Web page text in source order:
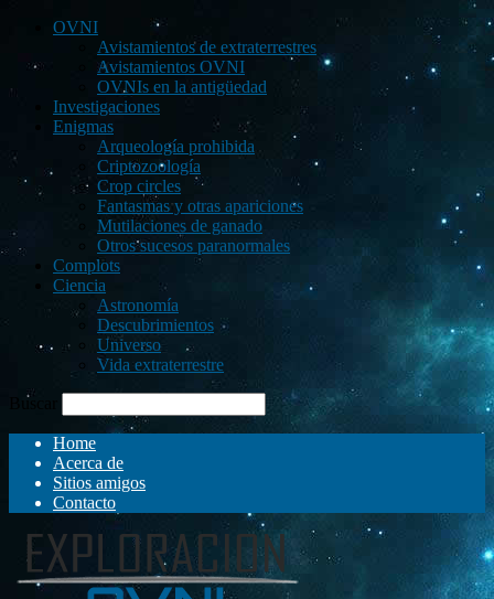
OVNI
Avistamientos de extraterrestres
Avistamientos OVNI
OVNIs en la antigüedad
Investigaciones
Enigmas
Arqueología prohibida
Criptozoología
Crop circles
Fantasmas y otras apariciones
Mutilaciones de ganado
Otros sucesos paranormales
Complots
Ciencia
Astronomía
Descubrimientos
Universo
Vida extraterrestre
Buscar
Home
Acerca de
Sitios amigos
Contacto